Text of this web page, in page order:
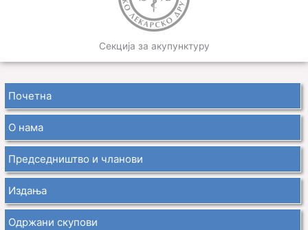
Секција за акупунктуру
Почетна
О нама
Председништво и чланови
Издања
Одржани скупови